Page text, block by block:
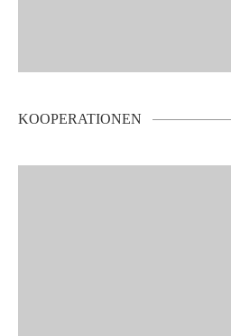
KOOPERATIONEN